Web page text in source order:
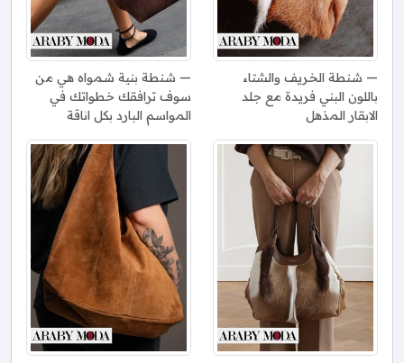
شنطة الخريف والشتاء
باللون البني فريدة مع جلد
الابقار المذهل
شنطة بنية شمواه هي من
سوف ترافقك خطواتك في
المواسم البارد بكل اناقة